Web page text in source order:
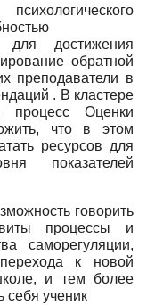
для достижения
обратной
преподаватели в
. В кластере
процесс Оценки
что в этом
ресурсов для
показателей
говорить
процессы и
саморегуляции,
к новой
и тем более
себя ученик